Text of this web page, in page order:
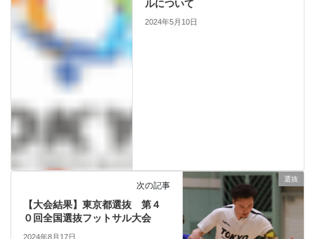
ルについて
2024年5月10日
選抜
次の記事
【大会結果】東京都選抜 第４
０回全国選抜フットサル大会
2024年8月17日